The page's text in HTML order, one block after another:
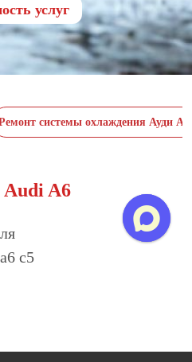
услуг
системы охлаждения Ауди А6
Audi A6
с5